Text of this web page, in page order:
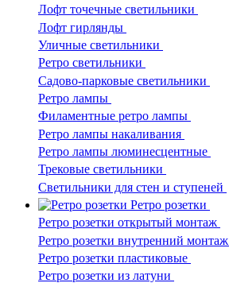
Лофт точечные светильники
Лофт гирлянды
Уличные светильники
Ретро светильники
Садово-парковые светильники
Ретро лампы
Филаментные ретро лампы
Ретро лампы накаливания
Ретро лампы люминесцентные
Трековые светильники
Светильники для стен и ступеней
Ретро розетки
Ретро розетки открытый монтаж
Ретро розетки внутренний монтаж
Ретро розетки пластиковые
Ретро розетки из латуни